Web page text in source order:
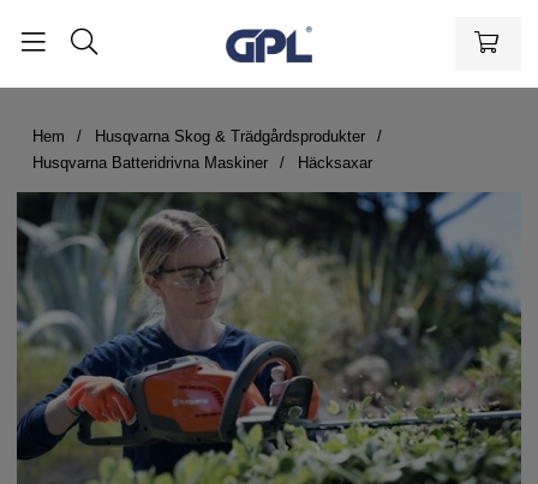
Hem
Husqvarna Skog & Trädgårdsprodukter
Husqvarna Batteridrivna Maskiner
Häcksaxar